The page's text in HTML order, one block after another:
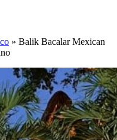
» Balik Bacalar Mexican